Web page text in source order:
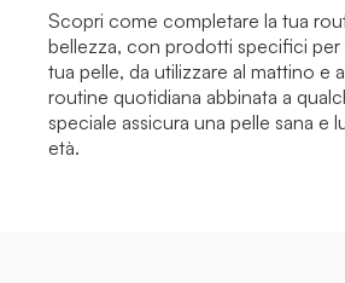
Scopri come completare la tua
bellezza, con prodotti specifici per
tua pelle, da utilizzare al mattino e
routine quotidiana abbinata a
speciale assicura una pelle sana e
età.